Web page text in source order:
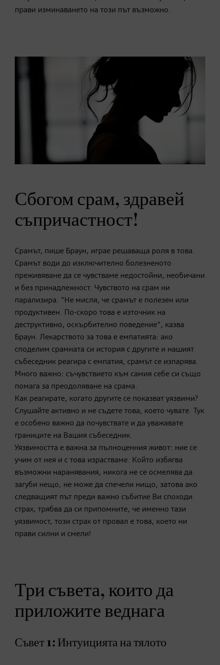
прави изминаването на този път възможно.
Сбогом срам, здравей
съпричастност!
Срамът, пише Браун, играе решаваща роля в това.
Срамът води до изключително болезненото
преживяване да се чувстваме недостойни, необичани
и без принадлежност. Чувството на срам ни
парализира. "Не мисля, че срамът е полезен или
продуктивен. По-скоро това е източник на
деструктивно, оскърбително поведение", казва
Браун. Лекарството за това е емпатията: ако
споделим срамната си история с другите и нашият
събеседник реагира с емпатия, срамът се изпарява.
Много важно: съчувствието към самия себе си също
помага за преодоляване на срама.
Как реагирате, когато другите се показват уязвими?
Слушайте активно и не съдете това, което чувате. Тук
е особено важно да почувствате и да уважавате
границите на Вашия събеседник.
Уязвимостта е важна за пълноценния живот: ние се
учим от нея и с това израстваме. Който избягва
възможни наранявания, никога не се осмелява да
загуби нещо, не може да спечели нищо, затова ако
следващият път преди важно събитие Ви споходи
страх, трябва да си припомните, че именно тази
уязвимост, този страх от провал е това, което ни
прави силни и смели!
Три съвета, които да
приложите веднага
Съвет 1: Интуицията на тялото